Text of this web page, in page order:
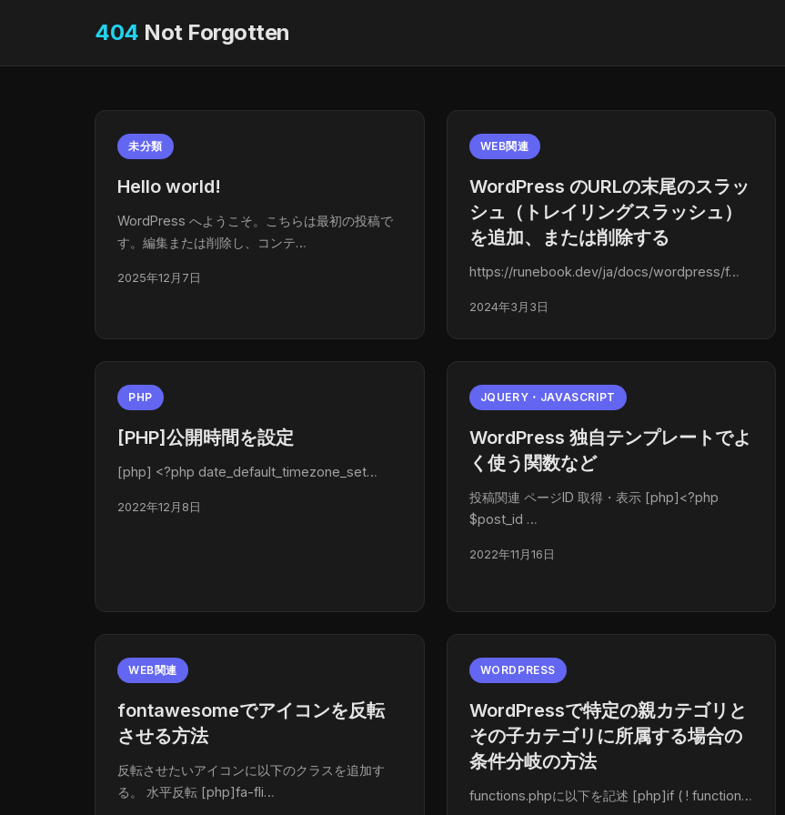
404 Not Forgotten
未分類
Hello world!
WordPress へようこそ。こちらは最初の投稿で
す。編集または削除し、コンテ…
2025年12月7日
WEB関連
WordPress のURLの末尾のスラッ
シュ（トレイリングスラッシュ）
を追加、または削除する
https://runebook.dev/ja/docs/wordpress/f…
2024年3月3日
PHP
[PHP]公開時間を設定
[php] <?php date_default_timezone_set…
2022年12月8日
JQUERY・JAVASCRIPT
WordPress 独自テンプレートでよ
く使う関数など
投稿関連 ページID 取得・表示 [php]<?php
$post_id …
2022年11月16日
WEB関連
fontawesomeでアイコンを反転
させる方法
反転させたいアイコンに以下のクラスを追加す
る。 水平反転 [php]fa-fli…
WORDPRESS
WordPressで特定の親カテゴリと
その子カテゴリに所属する場合の
条件分岐の方法
functions.phpに以下を記述 [php]if ( ! function…